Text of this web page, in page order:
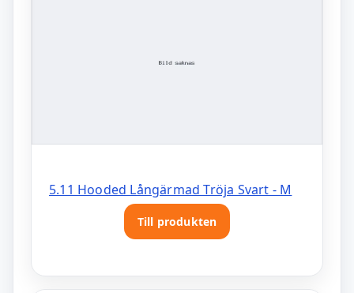
5.11 Hooded Långärmad Tröja Svart - M
Till produkten